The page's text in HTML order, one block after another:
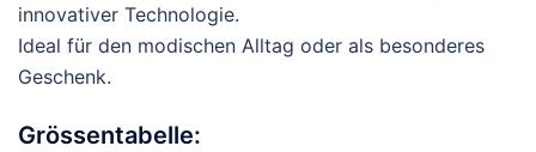
innovativer Technologie.
Ideal für den modischen Alltag oder als besonderes
Geschenk.
Grössentabelle: